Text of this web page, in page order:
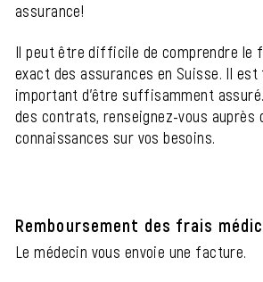
assurance!
Il peut être difficile de comprendre le
exact des assurances en Suisse. Il
important d'être suffisamment
des contrats, renseignez-vous auprès
connaissances sur vos besoins.
Remboursement des frais
Le médecin vous envoie une facture.